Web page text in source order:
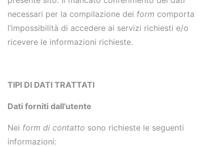
necessari per la compilazione dei form comporta
l’impossibilità di accedere ai servizi richiesti e/o
ricevere le informazioni richieste.
TIPI DI DATI TRATTATI
Dati forniti dall’utente
Nei form di contatto sono richieste le seguenti
informazioni: